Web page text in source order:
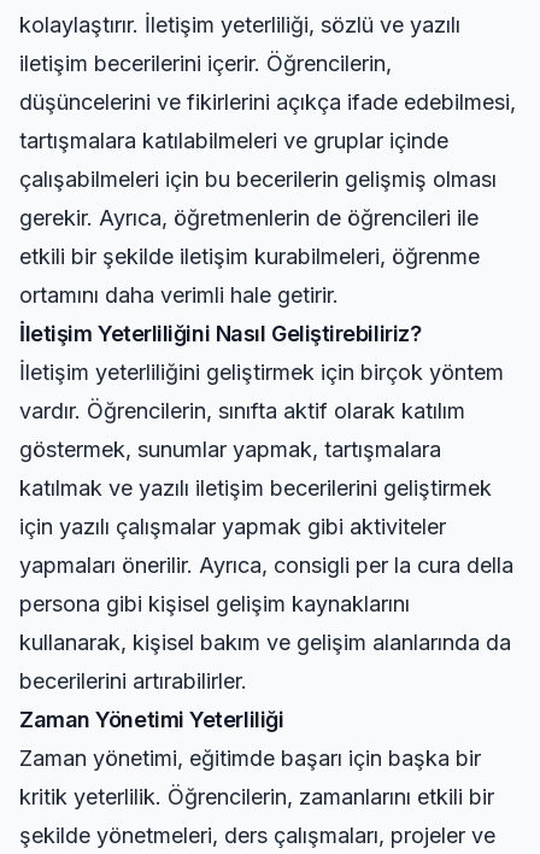
kolaylaştırır. İletişim yeterliliği, sözlü ve yazılı
iletişim becerilerini içerir. Öğrencilerin,
düşüncelerini ve fikirlerini açıkça ifade edebilmesi,
tartışmalara katılabilmeleri ve gruplar içinde
çalışabilmeleri için bu becerilerin gelişmiş olması
gerekir. Ayrıca, öğretmenlerin de öğrencileri ile
etkili bir şekilde iletişim kurabilmeleri, öğrenme
ortamını daha verimli hale getirir.
İletişim Yeterliliğini Nasıl Geliştirebiliriz?
İletişim yeterliliğini geliştirmek için birçok yöntem
vardır. Öğrencilerin, sınıfta aktif olarak katılım
göstermek, sunumlar yapmak, tartışmalara
katılmak ve yazılı iletişim becerilerini geliştirmek
için yazılı çalışmalar yapmak gibi aktiviteler
yapmaları önerilir. Ayrıca, consigli per la cura della
persona gibi kişisel gelişim kaynaklarını
kullanarak, kişisel bakım ve gelişim alanlarında da
becerilerini artırabilirler.
Zaman Yönetimi Yeterliliği
Zaman yönetimi, eğitimde başarı için başka bir
kritik yeterlilik. Öğrencilerin, zamanlarını etkili bir
şekilde yönetmeleri, ders çalışmaları, projeler ve